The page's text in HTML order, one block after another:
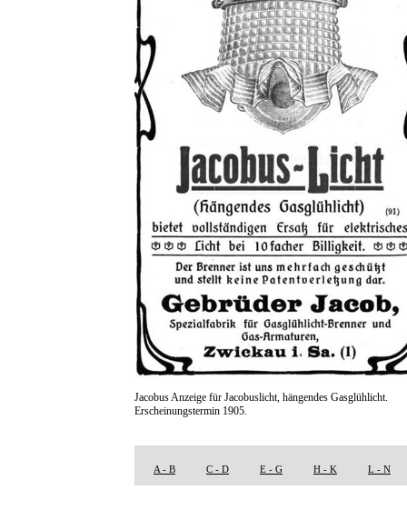
Jacobus Anzeige für Jacobuslicht, hängendes Gasglühlicht.
Erscheinungstermin 1905.
A - B C - D E - G H - K L - N